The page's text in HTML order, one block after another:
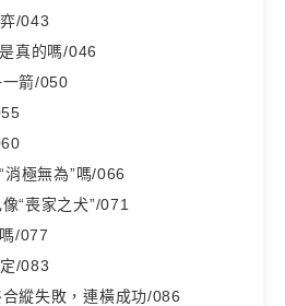
/043
真的嗎/046
箭/050
消極無為”嗎/066
“喪家之犬”/071
/077
/083
縱失敗，連橫成功/086